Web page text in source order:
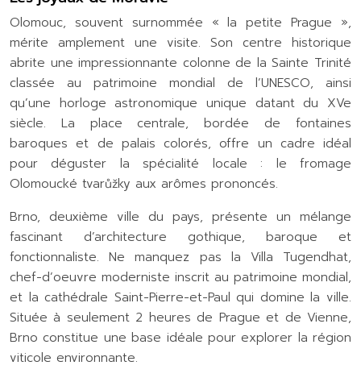
Olomouc, souvent surnommée « la petite Prague »,
mérite amplement une visite. Son centre historique
abrite une impressionnante colonne de la Sainte Trinité
classée au patrimoine mondial de l’UNESCO, ainsi
qu’une horloge astronomique unique datant du XVe
siècle. La place centrale, bordée de fontaines
baroques et de palais colorés, offre un cadre idéal
pour déguster la spécialité locale : le fromage
Olomoucké tvarůžky aux arômes prononcés.
Brno, deuxième ville du pays, présente un mélange
fascinant d’architecture gothique, baroque et
fonctionnaliste. Ne manquez pas la Villa Tugendhat,
chef-d’oeuvre moderniste inscrit au patrimoine mondial,
et la cathédrale Saint-Pierre-et-Paul qui domine la ville.
Située à seulement 2 heures de Prague et de Vienne,
Brno constitue une base idéale pour explorer la région
viticole environnante.